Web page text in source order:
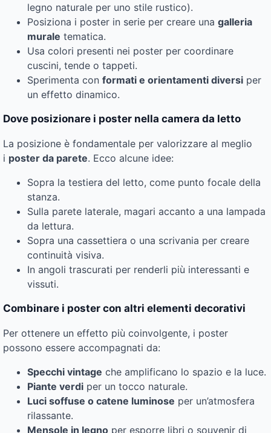
legno naturale per uno stile rustico).
Posiziona i poster in serie per creare una galleria
murale tematica.
Usa colori presenti nei poster per coordinare
cuscini, tende o tappeti.
Sperimenta con formati e orientamenti diversi per
un effetto dinamico.
Dove posizionare i poster nella camera da letto
La posizione è fondamentale per valorizzare al meglio
i poster da parete. Ecco alcune idee:
Sopra la testiera del letto, come punto focale della
stanza.
Sulla parete laterale, magari accanto a una lampada
da lettura.
Sopra una cassettiera o una scrivania per creare
continuità visiva.
In angoli trascurati per renderli più interessanti e
vissuti.
Combinare i poster con altri elementi decorativi
Per ottenere un effetto più coinvolgente, i poster
possono essere accompagnati da:
Specchi vintage che amplificano lo spazio e la luce.
Piante verdi per un tocco naturale.
Luci soffuse o catene luminose per un’atmosfera
rilassante.
Mensole in legno per esporre libri o souvenir di